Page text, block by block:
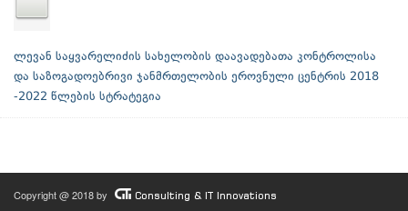
ლევან საყვარელიძის სახელობის დაავადებათა კონტროლისა
და საზოგადოებრივი ჯანმრთელობის ეროვნული ცენტრის 2018
-2022 წლების სტრატეგია
Copyright @ 2018 by Consulting & IT Innovations